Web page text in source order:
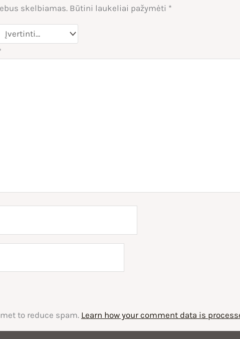
skelbiamas. Būtini laukeliai pažymėti *
to reduce spam. Learn how your comment data is